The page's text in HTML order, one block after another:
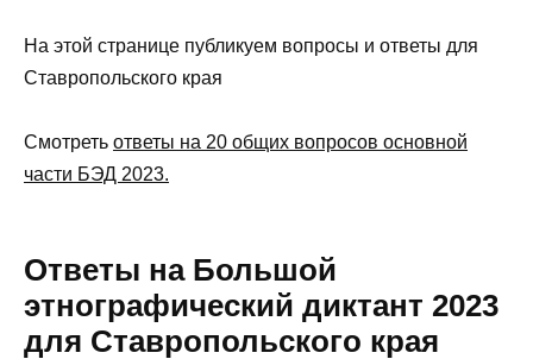
На этой странице публикуем вопросы и ответы для
Ставропольского края
Смотреть ответы на 20 общих вопросов основной
части БЭД 2023.
Ответы на Большой
этнографический диктант 2023
для Ставропольского края